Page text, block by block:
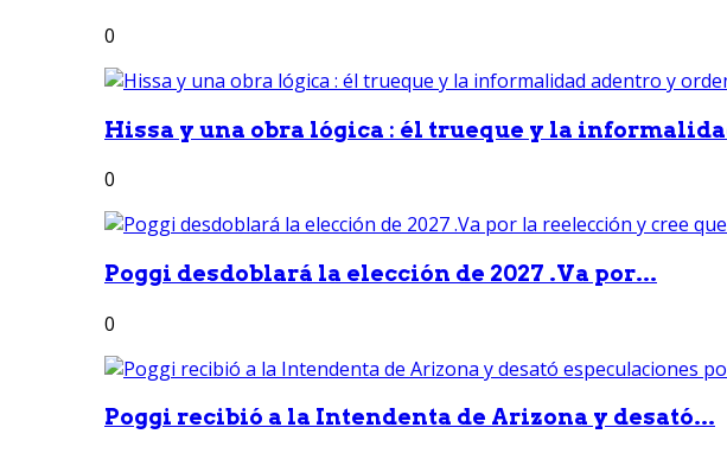
0
Hissa y una obra lógica : él trueque y la
0
Poggi desdoblará la elección de 2027 .Va por...
0
Poggi recibió a la Intendenta de Arizona y desató...